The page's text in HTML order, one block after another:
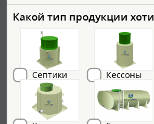
Обратная засыпка
заглублении септика на
верхнего пластикового
Какой тип продукции
Септики Кессоны